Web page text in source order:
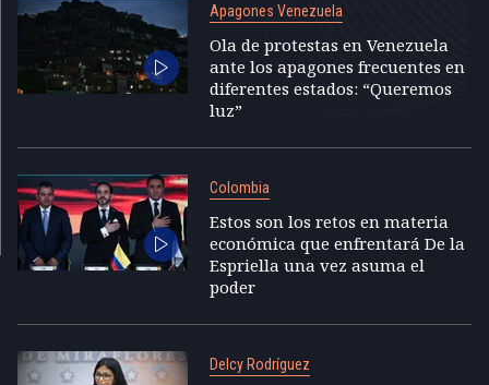
Apagones Venezuela
Ola de protestas en Venezuela
ante los apagones frecuentes en
diferentes estados: “Queremos
luz”
Colombia
Estos son los retos en materia
económica que enfrentará De la
Espriella una vez asuma el
poder
Delcy Rodríguez